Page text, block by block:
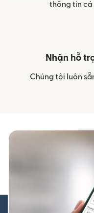
thông tin cá
Nhận hỗ
Chúng tôi luôn